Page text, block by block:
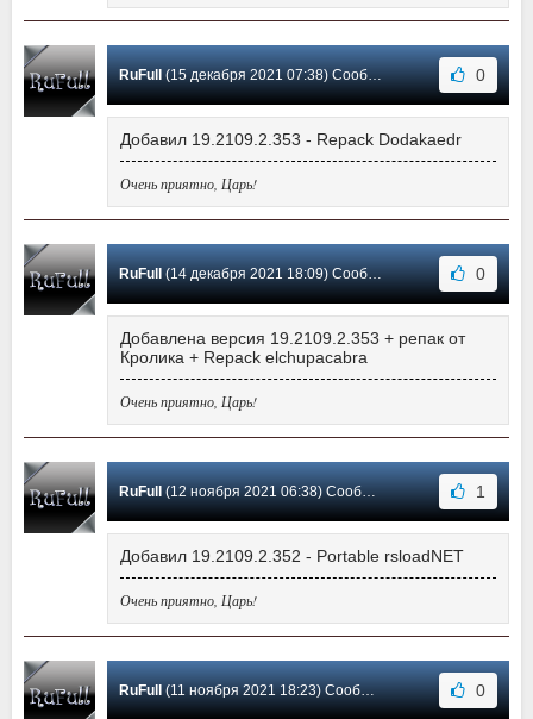
RuFull (15 декабря 2021 07:38) Сообщение #434 0
Добавил 19.2109.2.353 - Repack Dodakaedr
Очень приятно, Царь!
RuFull (14 декабря 2021 18:09) Сообщение #433 0
Добавлена версия 19.2109.2.353 + репак от
Кролика + Repack elchupacabra
Очень приятно, Царь!
RuFull (12 ноября 2021 06:38) Сообщение #432 1
Добавил 19.2109.2.352 - Portable rsloadNET
Очень приятно, Царь!
RuFull (11 ноября 2021 18:23) Сообщение #431 0